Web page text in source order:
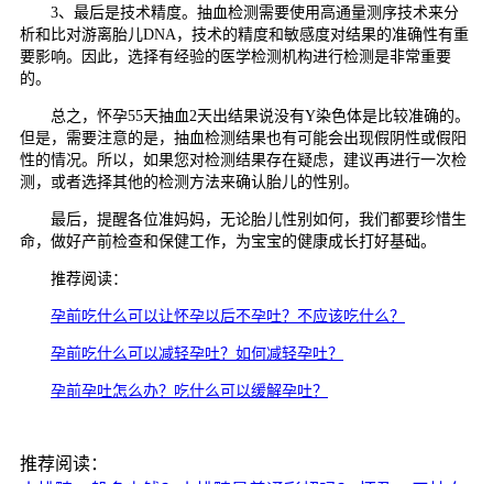
3、最后是技术精度。抽血检测需要使用高通量测序技术来分
析和比对游离胎儿DNA，技术的精度和敏感度对结果的准确性有重
要影响。因此，选择有经验的医学检测机构进行检测是非常重要
的。
总之，怀孕55天抽血2天出结果说没有Y染色体是比较准确的。
但是，需要注意的是，抽血检测结果也有可能会出现假阴性或假阳
性的情况。所以，如果您对检测结果存在疑虑，建议再进行一次检
测，或者选择其他的检测方法来确认胎儿的性别。
最后，提醒各位准妈妈，无论胎儿性别如何，我们都要珍惜生
命，做好产前检查和保健工作，为宝宝的健康成长打好基础。
推荐阅读：
孕前吃什么可以让怀孕以后不孕吐？不应该吃什么？
孕前吃什么可以减轻孕吐？如何减轻孕吐？
孕前孕吐怎么办？吃什么可以缓解孕吐？
推荐阅读：